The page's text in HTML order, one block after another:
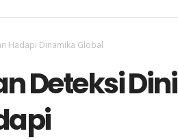
Hadapi Dinamika Global
Deteksi Dini